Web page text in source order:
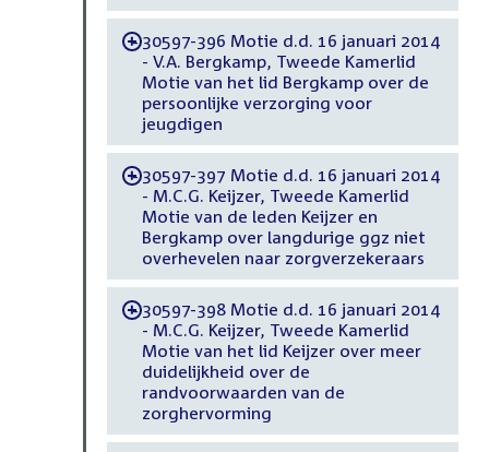
-30597-396 Motie d.d. 16 januari 2014
- V.A. Bergkamp, Tweede Kamerlid
Motie van het lid Bergkamp over de
persoonlijke verzorging voor
jeugdigen
-30597-397 Motie d.d. 16 januari 2014
- M.C.G. Keijzer, Tweede Kamerlid
Motie van de leden Keijzer en
Bergkamp over langdurige ggz niet
overhevelen naar zorgverzekeraars
-30597-398 Motie d.d. 16 januari 2014
- M.C.G. Keijzer, Tweede Kamerlid
Motie van het lid Keijzer over meer
duidelijkheid over de
randvoorwaarden van de
zorghervorming